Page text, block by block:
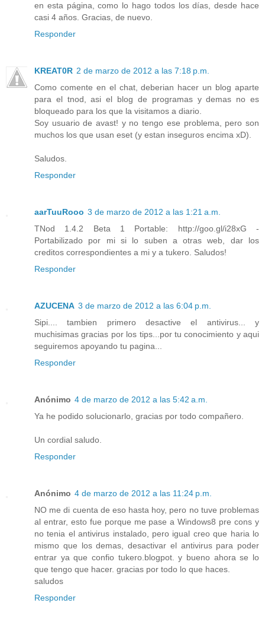
en esta página, como lo hago todos los días, desde hace
casi 4 años. Gracias, de nuevo.
Responder
KREAT0R 2 de marzo de 2012 a las 7:18 p.m.
Como comente en el chat, deberian hacer un blog aparte
para el tnod, asi el blog de programas y demas no es
bloqueado para los que la visitamos a diario.
Soy usuario de avast! y no tengo ese problema, pero son
muchos los que usan eset (y estan inseguros encima xD).
Saludos.
Responder
aarTuuRooo 3 de marzo de 2012 a las 1:21 a.m.
TNod 1.4.2 Beta 1 Portable: http://goo.gl/i28xG -
Portabilizado por mi si lo suben a otras web, dar los
creditos correspondientes a mi y a tukero. Saludos!
Responder
AZUCENA 3 de marzo de 2012 a las 6:04 p.m.
Sipi.... tambien primero desactive el antivirus... y
muchisimas gracias por los tips...por tu conocimiento y aqui
seguiremos apoyando tu pagina...
Responder
Anónimo 4 de marzo de 2012 a las 5:42 a.m.
Ya he podido solucionarlo, gracias por todo compañero.
Un cordial saludo.
Responder
Anónimo 4 de marzo de 2012 a las 11:24 p.m.
NO me di cuenta de eso hasta hoy, pero no tuve problemas
al entrar, esto fue porque me pase a Windows8 pre cons y
no tenia el antivirus instalado, pero igual creo que haria lo
mismo que los demas, desactivar el antivirus para poder
entrar ya que confio tukero.blogpot. y bueno ahora se lo
que tengo que hacer. gracias por todo lo que haces.
saludos
Responder